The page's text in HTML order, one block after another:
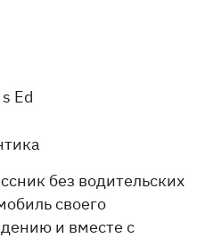
Ed
без водительских
своего
и вместе с